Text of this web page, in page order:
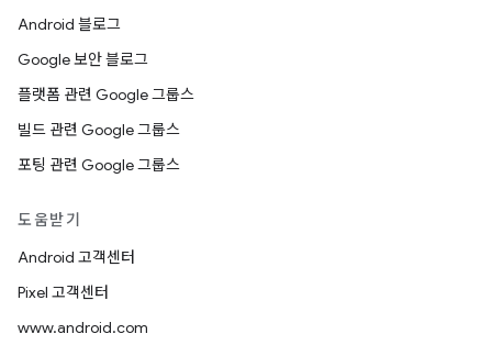
Android 블로그
Google 보안 블로그
플랫폼 관련 Google 그룹스
빌드 관련 Google 그룹스
포팅 관련 Google 그룹스
도움받기
Android 고객센터
Pixel 고객센터
www.android.com